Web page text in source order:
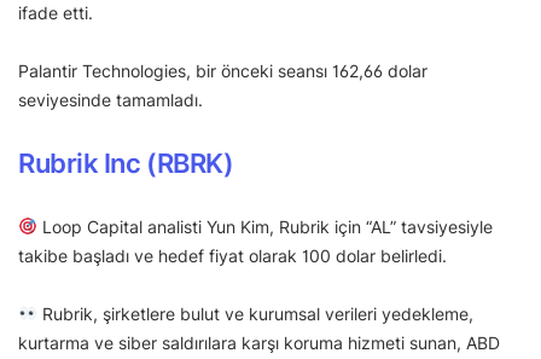
ifade etti.
Palantir Technologies, bir önceki seansı 162,66 dolar
seviyesinde tamamladı.
Rubrik Inc (RBRK)
Loop Capital analisti Yun Kim, Rubrik için “AL” tavsiyesiyle
takibe başladı ve hedef fiyat olarak 100 dolar belirledi.
Rubrik, şirketlere bulut ve kurumsal verileri yedekleme,
kurtarma ve siber saldırılara karşı koruma hizmeti sunan, ABD